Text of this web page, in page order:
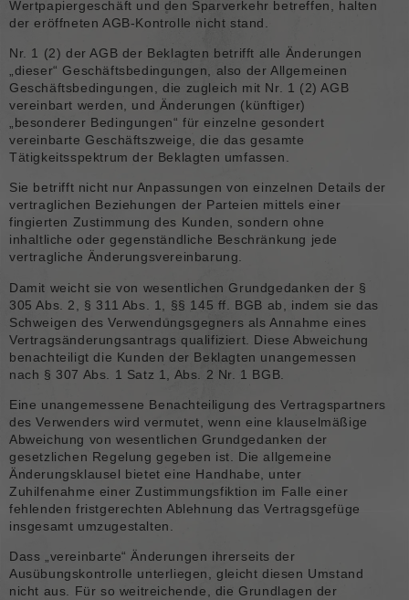
Wertpapiergeschäft und den Sparverkehr betreffen, halten
der eröffneten AGB-Kontrolle nicht stand.
Nr. 1 (2) der AGB der Beklagten betrifft alle Änderungen
„dieser“ Geschäftsbedingungen, also der Allgemeinen
Geschäftsbedingungen, die zugleich mit Nr. 1 (2) AGB
vereinbart werden, und Änderungen (künftiger)
„besonderer Bedingungen“ für einzelne gesondert
vereinbarte Geschäftszweige, die das gesamte
Tätigkeitsspektrum der Beklagten umfassen.
Sie betrifft nicht nur Anpassungen von einzelnen Details der
vertraglichen Beziehungen der Parteien mittels einer
fingierten Zustimmung des Kunden, sondern ohne
inhaltliche oder gegenständliche Beschränkung jede
vertragliche Änderungsvereinbarung.
Damit weicht sie von wesentlichen Grundgedanken der §
305 Abs. 2, § 311 Abs. 1, §§ 145 ff. BGB ab, indem sie das
Schweigen des Verwendungsgegners als Annahme eines
Vertragsänderungsantrags qualifiziert. Diese Abweichung
benachteiligt die Kunden der Beklagten unangemessen
nach § 307 Abs. 1 Satz 1, Abs. 2 Nr. 1 BGB.
Eine unangemessene Benachteiligung des Vertragspartners
des Verwenders wird vermutet, wenn eine klauselmäßige
Abweichung von wesentlichen Grundgedanken der
gesetzlichen Regelung gegeben ist. Die allgemeine
Änderungsklausel bietet eine Handhabe, unter
Zuhilfenahme einer Zustimmungsfiktion im Falle einer
fehlenden fristgerechten Ablehnung das Vertragsgefüge
insgesamt umzugestalten.
Dass „vereinbarte“ Änderungen ihrerseits der
Ausübungskontrolle unterliegen, gleicht diesen Umstand
nicht aus. Für so weitreichende, die Grundlagen der